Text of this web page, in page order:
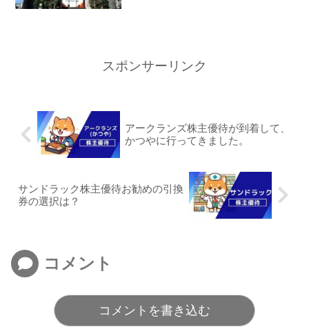
スポンサーリンク
アークランズ株主優待が到着して、
かつやに行ってきました。
サンドラック株主優待お勧めの引換
券の選択は？
コメント
コメントを書き込む